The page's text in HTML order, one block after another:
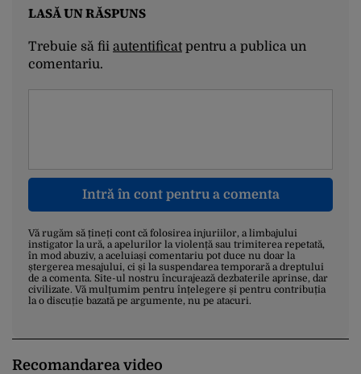
LASĂ UN RĂSPUNS
Trebuie să fii autentificatpentru a publica un
comentariu.
Intră în cont pentru a comenta
Vă rugăm să țineți cont că folosirea injuriilor, a limbajului
instigator la ură, a apelurilor la violență sau trimiterea repetată,
în mod abuziv, a aceluiași comentariu pot duce nu doar la
ștergerea mesajului, ci și la suspendarea temporară a dreptului
de a comenta. Site-ul nostru încurajează dezbaterile aprinse, dar
civilizate. Vă mulțumim pentru înțelegere și pentru contribuția
la o discuție bazată pe argumente, nu pe atacuri.
Recomandarea video